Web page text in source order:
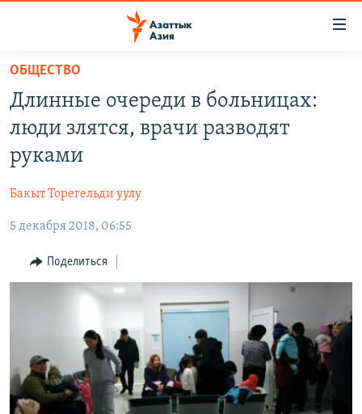
Вернуться
основному
содержанию
главной
навигации
Вернутся
поиску
ТАДЖИКИСТАН
НОВОСТИ
ҚАЗАҚША
КЫРГЫЗЧА
ЎЗБЕКЧА
ПОДПИШИТЕСЬ НА НАС В СОЦСЕТЯХ
Все сайты РСЕ/РС
ОБЩЕСТВО
Длинные очереди в больницах:
люди злятся, врачи разводят
руками
Бакыт Торегельди уулу
5 декабря 2018, 06:55
Поделиться